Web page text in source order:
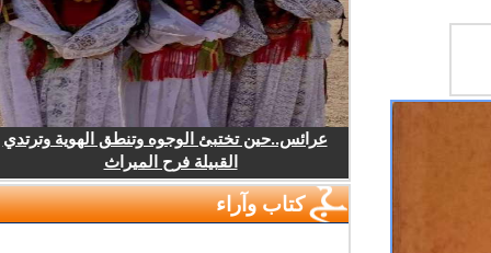
عرائس..حين تختبئ الوجوه وتنطق الهوية وترتدي
القبيلة فرح الميراث
كتاب وآراء